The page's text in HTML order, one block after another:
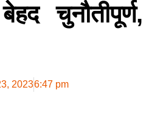
चुनौतीपूर्ण,
20236:47 pm